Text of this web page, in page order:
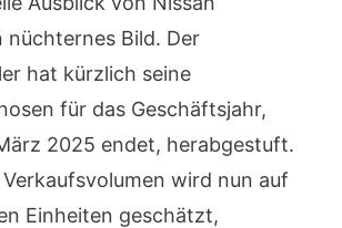
nüchternes Bild. Der
hat kürzlich seine
für das Geschäftsjahr,
2025 endet, herabgestuft.
wird nun auf
Einheiten geschätzt,